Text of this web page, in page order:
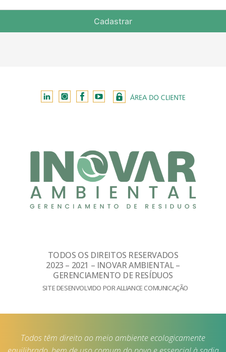
Cadastrar
TODOS OS DIREITOS RESERVADOS
2023 – 2021 – INOVAR AMBIENTAL –
GERENCIAMENTO DE RESÍDUOS
SITE DESENVOLVIDO POR ALLIANCE COMUNICAÇÃO
Todos têm direito ao meio ambiente ecologicamente